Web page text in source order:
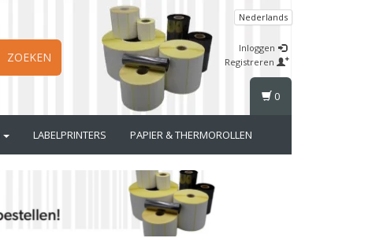
ZOEKEN
Nederlands
Inloggen
Registreren
LABELPRINTERS PAPIER & THERMOROLLEN
0